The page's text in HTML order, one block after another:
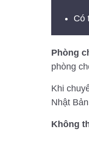
Có
Phòng
phòng
Khi
Nhật
Không